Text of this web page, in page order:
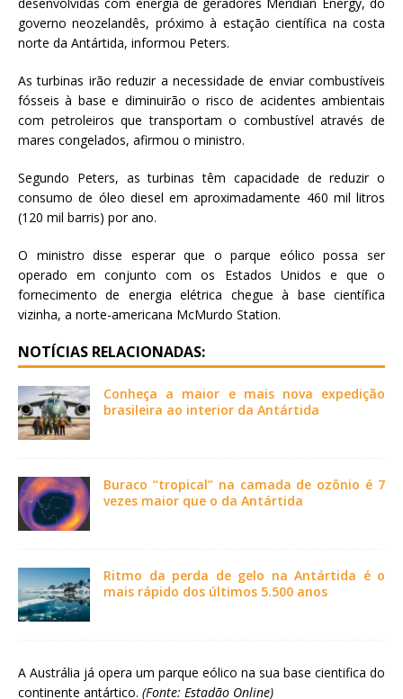
governo neozelandês, próximo à estação científica na costa
norte da Antártida, informou Peters.
As turbinas irão reduzir a necessidade de enviar combustíveis
fósseis à base e diminuirão o risco de acidentes ambientais
com petroleiros que transportam o combustível através de
mares congelados, afirmou o ministro.
Segundo Peters, as turbinas têm capacidade de reduzir o
consumo de óleo diesel em aproximadamente 460 mil litros
(120 mil barris) por ano.
O ministro disse esperar que o parque eólico possa ser
operado em conjunto com os Estados Unidos e que o
fornecimento de energia elétrica chegue à base científica
vizinha, a norte-americana McMurdo Station.
NOTÍCIAS RELACIONADAS:
Conheça a maior e mais nova expedição
brasileira ao interior da Antártida
Buraco “tropical” na camada de ozônio é 7
vezes maior que o da Antártida
Ritmo da perda de gelo na Antártida é o
mais rápido dos últimos 5.500 anos
A Austrália já opera um parque eólico na sua base cientifica do
continente antártico. (Fonte: Estadão Online)